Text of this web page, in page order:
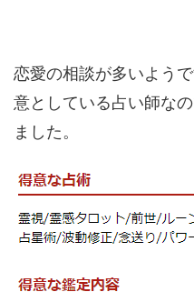
恋愛の相談が多いよう
意としている占い師な
ました。